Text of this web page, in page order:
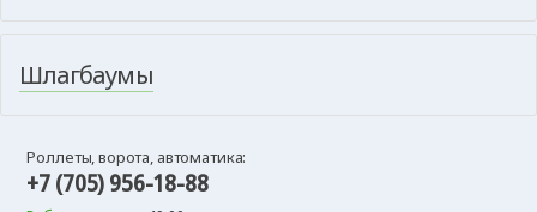
Шлагбаумы
Роллеты, ворота, автоматика:
+7 (705) 956-18-88